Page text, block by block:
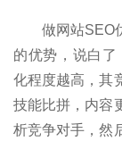
做网站SEO优
的优势，说白
化程度越高，其
技能比拼，内容
析竞争对手，然